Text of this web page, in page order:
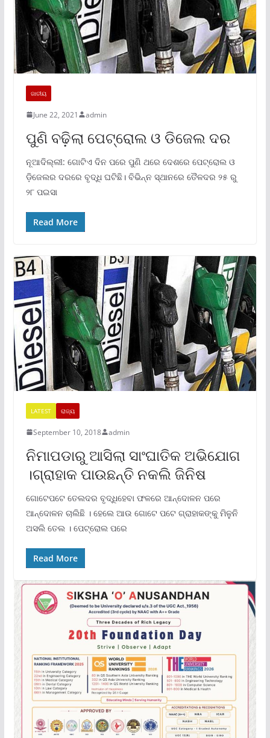
ଜାତୀୟ
June 22, 2021 admin
ପୁଣି ବଢ଼ିଲା ପେଟ୍ରୋଲ ଓ ଡିଜେଲ ଦର
ନୂଆଦିଲ୍ଲୀ: ଗୋଟିଏ ଦିନ ପରେ ପୁଣି ଥରେ ଦେଶରେ ପେଟ୍ରୋଲ ଓ
ଡ଼ିଜେଲର ଦରରେ ବୃଦ୍ଧି ଘଟିଛି। ବିଭିନ୍ନ ସ୍ଥାନରେ ତୈଳଦର ୨୫ ରୁ
୨୮ ପଇସା
Read More
LATEST ରାଜ୍ୟ
September 10, 2018 admin
ନିମାପଡାରୁ ଆସିଲା ସାଂଘାତିକ ଅଭିଯୋଗ
।ଗ୍ରାହାକ ପାଉଛନ୍ତି ନକଲି ଜିନିଷ
ଗୋଟେପଟେ ତେଲଦର ବୃଦ୍ଧିହେବା ଫଳରେ ଆନ୍ଦୋଳନ ପରେ
ଆନ୍ଦୋଳନ ଚାଲିଛି । ହେଲେ ଆଉ ଗୋଟେ ପଟେ ଗ୍ରାହାକଙ୍କୁ ମିଳୁନି
ଅସଲି ତେଲ । ପେଟ୍ରୋଲ ପରେ
Read More